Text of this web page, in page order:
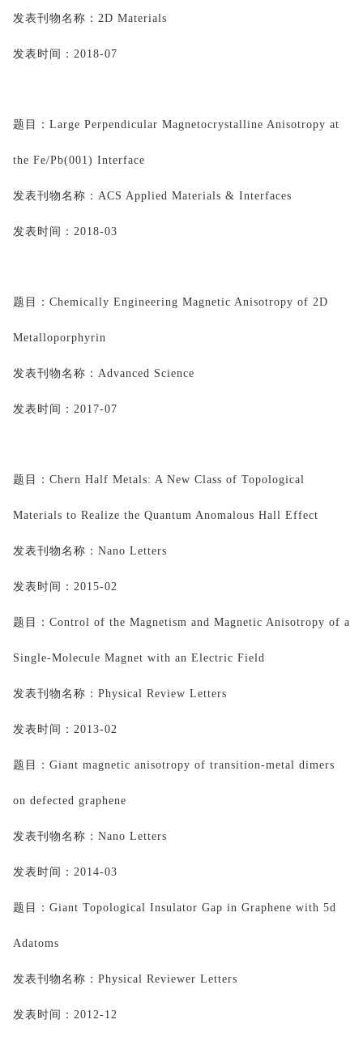
发表刊物名称： 2D Materials
发表时间： 2018-07
题目： Large Perpendicular Magnetocrystalline Anisotropy at
the Fe/Pb(001) Interface
发表刊物名称： ACS Applied Materials & Interfaces
发表时间： 2018-03
题目： Chemically Engineering Magnetic Anisotropy of 2D
Metalloporphyrin
发表刊物名称： Advanced Science
发表时间： 2017-07
题目： Chern Half Metals: A New Class of Topological
Materials to Realize the Quantum Anomalous Hall Effect
发表刊物名称： Nano Letters
发表时间： 2015-02
题目： Control of the Magnetism and Magnetic Anisotropy of a
Single-Molecule Magnet with an Electric Field
发表刊物名称： Physical Review Letters
发表时间： 2013-02
题目： Giant magnetic anisotropy of transition-metal dimers
on defected graphene
发表刊物名称： Nano Letters
发表时间： 2014-03
题目： Giant Topological Insulator Gap in Graphene with 5d
Adatoms
发表刊物名称： Physical Reviewer Letters
发表时间： 2012-12